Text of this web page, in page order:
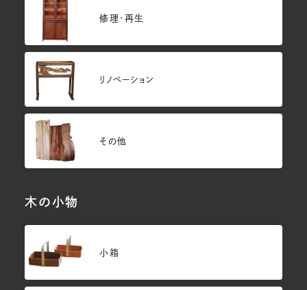
修理・再生
リノベーション
その他
木の小物
小箱